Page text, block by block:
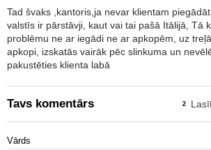
Tad švaks ,kantoris,ja nevar klientam
valstīs ir pārstāvji, kaut vai tai pašā Itālijā, Tā
problēmu ne ar iegādi ne ar apkopēm, uz
apkopi, izskatās vairāk pēc slinkuma un
pakustēties klienta labā
Tavs komentārs 2
Vārds